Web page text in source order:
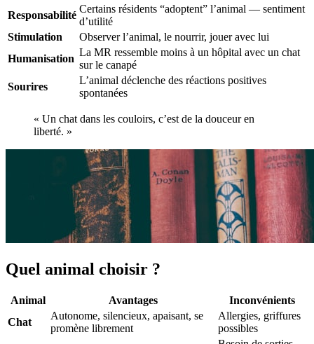
Responsabilité
Certains résidents “adoptent” l’animal — sentiment
d’utilité
Stimulation
Observer l’animal, le nourrir, jouer avec lui
Humanisation
La MR ressemble moins à un hôpital avec un chat
sur le canapé
Sourires
L’animal déclenche des réactions positives
spontanées
« Un chat dans les couloirs, c’est de la douceur en
liberté. »
Quel animal choisir ?
Animal Avantages
Inconvénients
Chat
Autonome, silencieux, apaisant, se
promène librement
Allergies, griffures
possibles